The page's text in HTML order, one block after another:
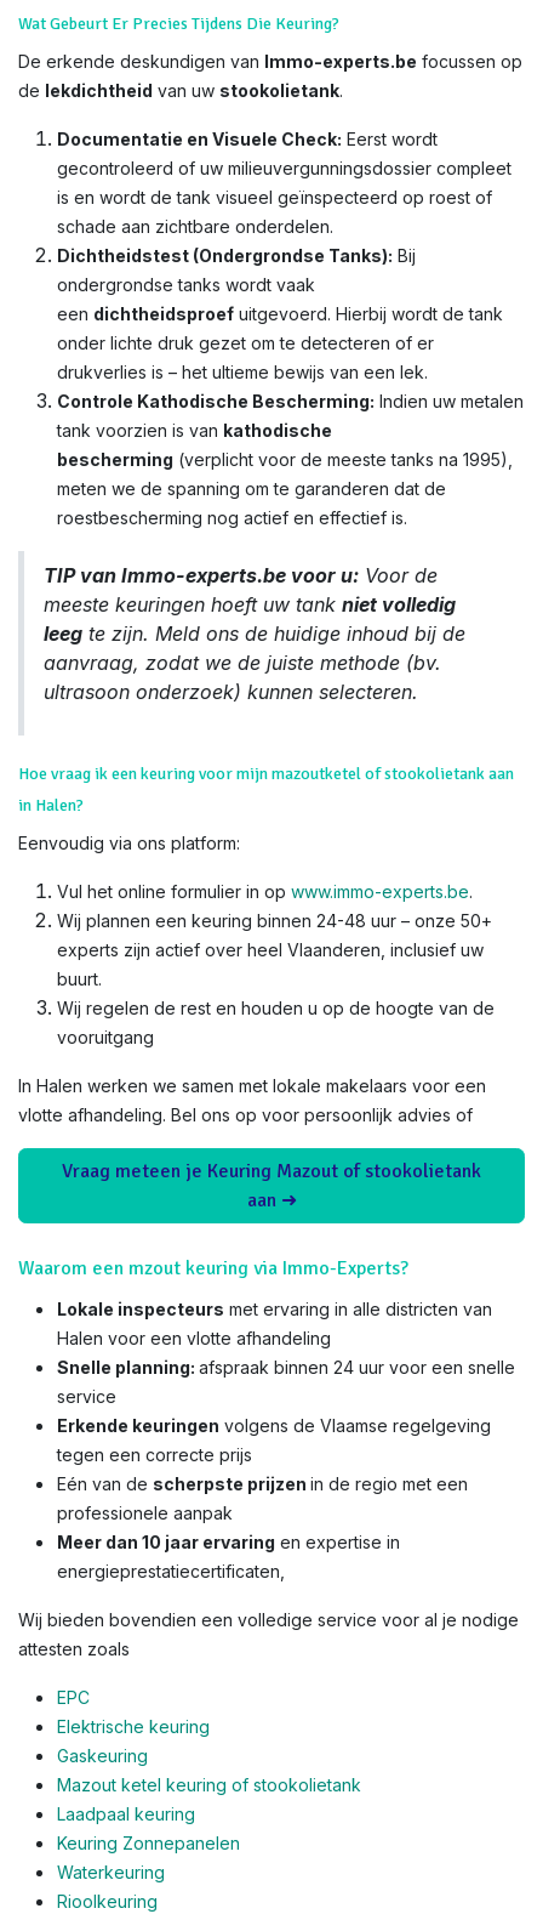
Wat Gebeurt Er Precies Tijdens Die Keuring?
De erkende deskundigen van Immo-experts.be focussen op
de lekdichtheid van uw stookolietank.
Documentatie en Visuele Check: Eerst wordt
gecontroleerd of uw milieuvergunningsdossier compleet
is en wordt de tank visueel geïnspecteerd op roest of
schade aan zichtbare onderdelen.
Dichtheidstest (Ondergrondse Tanks): Bij
ondergrondse tanks wordt vaak
een dichtheidsproef uitgevoerd. Hierbij wordt de tank
onder lichte druk gezet om te detecteren of er
drukverlies is – het ultieme bewijs van een lek.
Controle Kathodische Bescherming: Indien uw metalen
tank voorzien is van kathodische
bescherming (verplicht voor de meeste tanks na 1995),
meten we de spanning om te garanderen dat de
roestbescherming nog actief en effectief is.
TIP van Immo-experts.be voor u: Voor de
meeste keuringen hoeft uw tank niet volledig
leeg te zijn. Meld ons de huidige inhoud bij de
aanvraag, zodat we de juiste methode (bv.
ultrasoon onderzoek) kunnen selecteren.
Hoe vraag ik een keuring voor mijn mazoutketel of stookolietank aan
in Halen?
Eenvoudig via ons platform:
Vul het online formulier in op www.immo-experts.be.
Wij plannen een keuring binnen 24-48 uur – onze 50+
experts zijn actief over heel Vlaanderen, inclusief uw
buurt.
Wij regelen de rest en houden u op de hoogte van de
vooruitgang
In Halen werken we samen met lokale makelaars voor een
vlotte afhandeling. Bel ons op voor persoonlijk advies of
Vraag meteen je Keuring Mazout of stookolietank
aan ➜
Waarom een mzout keuring via Immo-Experts?
Lokale inspecteurs met ervaring in alle districten van
Halen voor een vlotte afhandeling
Snelle planning: afspraak binnen 24 uur voor een snelle
service
Erkende keuringen volgens de Vlaamse regelgeving
tegen een correcte prijs
Eén van de scherpste prijzen in de regio met een
professionele aanpak
Meer dan 10 jaar ervaring en expertise in
energieprestatiecertificaten,
Wij bieden bovendien een volledige service voor al je nodige
attesten zoals
EPC
Elektrische keuring
Gaskeuring
Mazout ketel keuring of stookolietank
Laadpaal keuring
Keuring Zonnepanelen
Waterkeuring
Rioolkeuring